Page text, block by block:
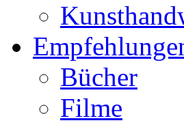
Bücher
Filme